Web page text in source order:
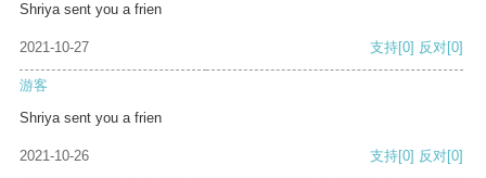
Shriya sent you a frien
2021-10-27 支持[0] 反对[0]
游客
Shriya sent you a frien
2021-10-26 支持[0] 反对[0]